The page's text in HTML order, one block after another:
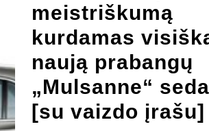
meistriškumą
kurdamas
naują prabangų
„Mulsanne“
[su vaizdo įrašu]